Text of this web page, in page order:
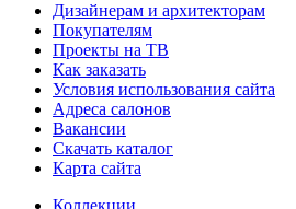
Дизайнерам и архитекторам
Покупателям
Проекты на ТВ
Как заказать
Условия использования сайта
Адреса салонов
Вакансии
Скачать каталог
Карта сайта